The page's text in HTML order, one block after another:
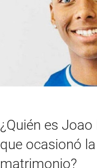
¿Quién es
que ocasionó
matrimonio?